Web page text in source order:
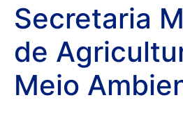
Secretaria
de
Meio